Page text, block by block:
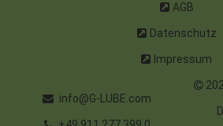
AGB
Datenschutz
Impressum
info@G-LUBE.com